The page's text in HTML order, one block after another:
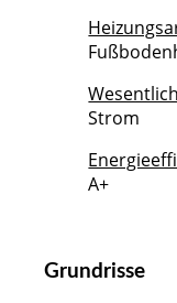
Strom
A+
Grundrisse